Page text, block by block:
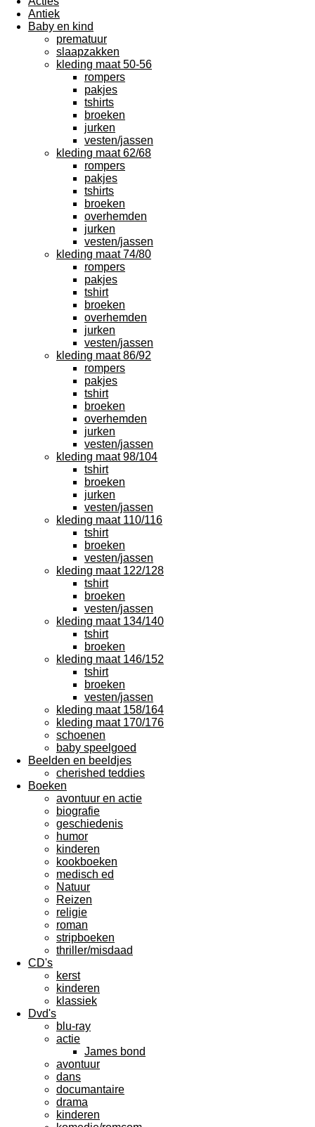
Antiek
Baby en kind
prematuur
slaapzakken
kleding maat 50-56
rompers
pakjes
tshirts
broeken
jurken
vesten/jassen
kleding maat 62/68
rompers
pakjes
tshirts
broeken
overhemden
jurken
vesten/jassen
kleding maat 74/80
rompers
pakjes
tshirt
broeken
overhemden
jurken
vesten/jassen
kleding maat 86/92
rompers
pakjes
tshirt
broeken
overhemden
jurken
vesten/jassen
kleding maat 98/104
tshirt
broeken
jurken
vesten/jassen
kleding maat 110/116
tshirt
broeken
vesten/jassen
kleding maat 122/128
tshirt
broeken
vesten/jassen
kleding maat 134/140
tshirt
broeken
kleding maat 146/152
tshirt
broeken
vesten/jassen
kleding maat 158/164
kleding maat 170/176
schoenen
baby speelgoed
Beelden en beeldjes
cherished teddies
Boeken
avontuur en actie
biografie
geschiedenis
humor
kinderen
kookboeken
medisch ed
Natuur
Reizen
religie
roman
stripboeken
thriller/misdaad
CD's
kerst
kinderen
klassiek
Dvd's
blu-ray
actie
James bond
avontuur
dans
documantaire
drama
kinderen